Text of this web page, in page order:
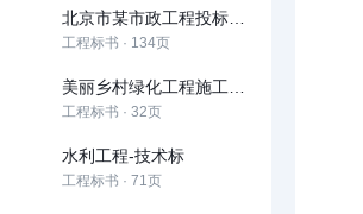
工程标书 · 134页
工程标书 · 32页
水利工程-技术标
工程标书 · 71页